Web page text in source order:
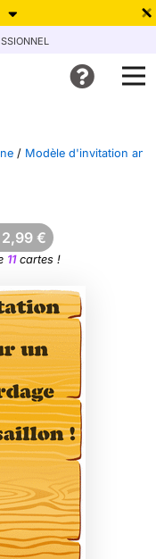
pour envoyer des
/ Modèle d'invitation
2,99 €
11cartes !